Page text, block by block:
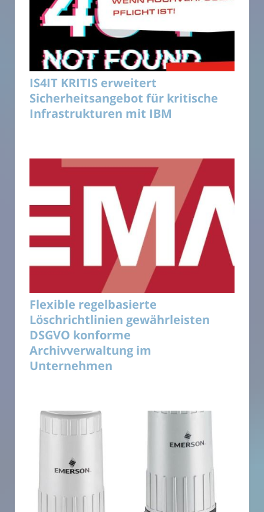
IS4IT KRITIS erweitert
Sicherheitsangebot für kritische
Infrastrukturen mit IBM
Flexible regelbasierte
Löschrichtlinien gewährleisten
DSGVO konforme
Archivverwaltung im
Unternehmen